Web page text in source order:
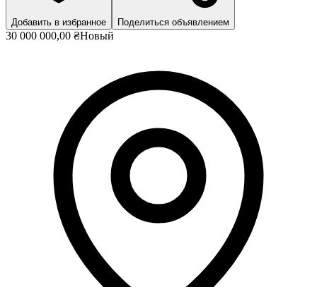
Добавить в избранное Поделиться объявлением
30 000 000,00 ₴Новый